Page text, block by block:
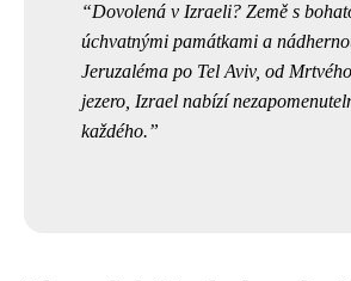
Dovolená v Izraeli? Země s
úchvatnými památkami a
Jeruzaléma po Tel Aviv, od
jezero, Izrael nabízí
každého.